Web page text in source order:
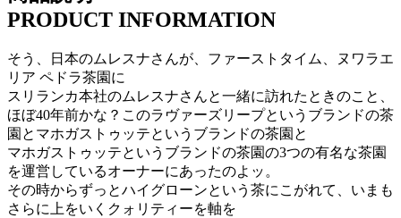
PRODUCT INFORMATION
そう、日本のムレスナさんが、ファーストタイム、ヌワラエ
リア ペドラ茶園に
スリランカ本社のムレスナさんと一緒に訪れたときのこと、
ほぼ40年前かな？このラヴァーズリープというブランドの茶
園とマホガストゥッテというブランドの茶園と
マホガストゥッテというブランドの茶園の3つの有名な茶園
を運営しているオーナーにあったのよッ。
その時からずっとハイグローンという茶にこがれて、いまも
さらに上をいくクォリティーを軸を